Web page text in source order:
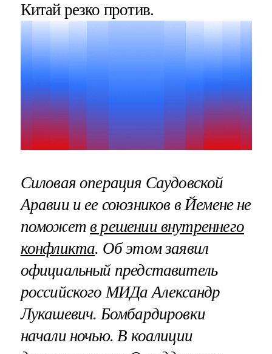
Китай резко против.
Силовая операция Саудовской
Аравии и ее союзников в Йемене не
поможетв решении внутреннего
конфликта. Об этом заявил
официальный представитель
российского МИДа Александр
Лукашевич. Бомбардировки
начали ночью. В коалиции